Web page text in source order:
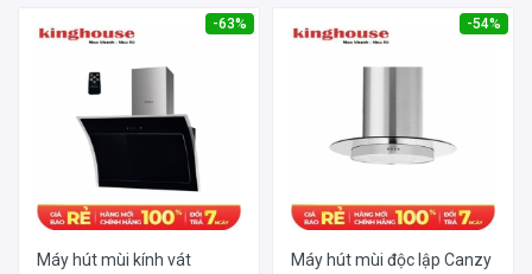
-63%
Máy hút mùi kính vát
-54%
Máy hút mùi độc lập Canzy